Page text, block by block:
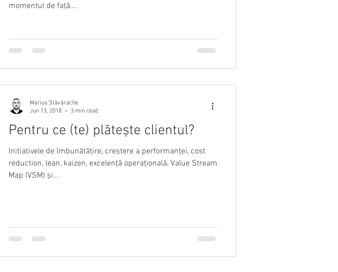
momentul de față....
Pentru ce (te) plătește clientul?
Inițiativele de îmbunătățire, creștere a performanței, cost
reduction, lean, kaizen, excelență operațională, Value Stream
Map (VSM) și...
Marius Stăvărache
Jun 13, 2018
3 min read